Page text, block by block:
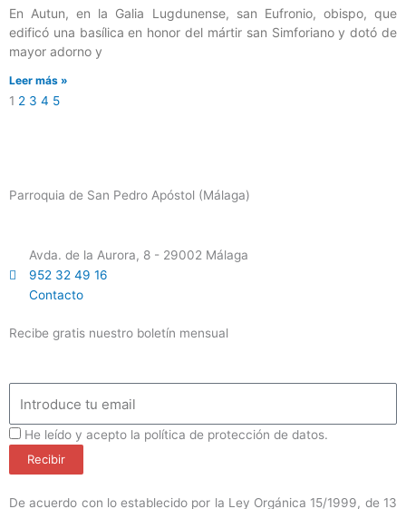
En Autun, en la Galia Lugdunense, san Eufronio, obispo, que
edificó una basílica en honor del mártir san Simforiano y dotó de
mayor adorno y
Leer más »
1 2 3 4 5
Parroquia de San Pedro Apóstol (Málaga)
Avda. de la Aurora, 8 - 29002 Málaga
952 32 49 16
Contacto
Recibe gratis nuestro boletín mensual
ProteccionDatos
He leído y acepto la política de protección de datos.
Recibir
De acuerdo con lo establecido por la Ley Orgánica 15/1999, de 13